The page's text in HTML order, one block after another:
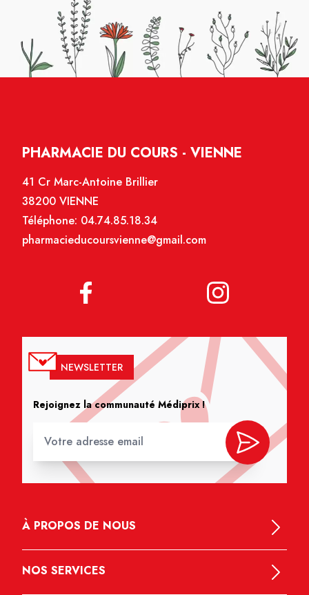
PHARMACIE DU COURS - VIENNE
41 Cr Marc-Antoine Brillier
38200 VIENNE
Téléphone: 04.74.85.18.34
pharmacieducoursvienne@gmail.com
NEWSLETTER
Rejoignez la communauté Médiprix !
À PROPOS DE NOUS
NOS SERVICES